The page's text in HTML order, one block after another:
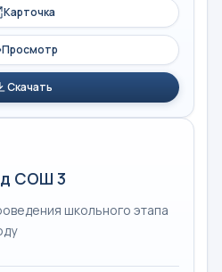
Карточка
Просмотр
Скачать
СОШ 3
школьного этапа